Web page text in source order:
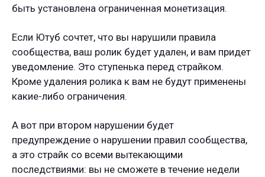
быть установлена ограниченная монетизация.
Если Ютуб сочтет, что вы нарушили правила
сообщества, ваш ролик будет удален, и вам придет
уведомление. Это ступенька перед страйком.
Кроме удаления ролика к вам не будут применены
какие-либо ограничения.
А вот при втором нарушении будет
предупреждение о нарушении правил сообщества,
а это страйк со всеми вытекающими
последствиями: вы не сможете в течение недели